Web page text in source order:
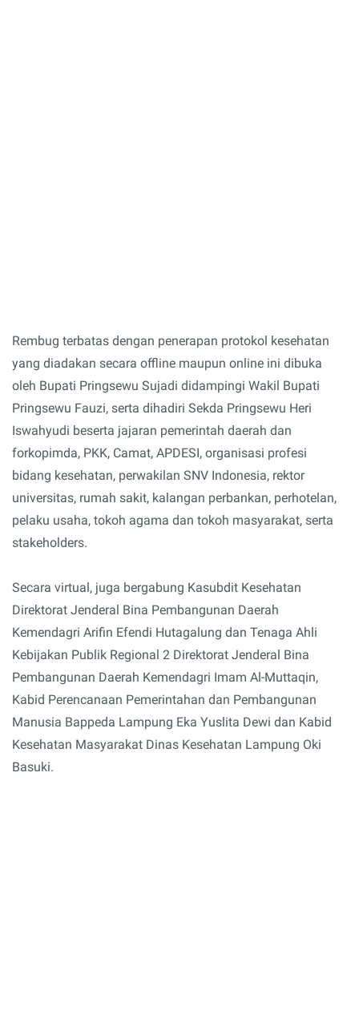
Rembug terbatas dengan penerapan protokol kesehatan
yang diadakan secara offline maupun online ini dibuka
oleh Bupati Pringsewu Sujadi didampingi Wakil Bupati
Pringsewu Fauzi, serta dihadiri Sekda Pringsewu Heri
Iswahyudi beserta jajaran pemerintah daerah dan
forkopimda, PKK, Camat, APDESI, organisasi profesi
bidang kesehatan, perwakilan SNV Indonesia, rektor
universitas, rumah sakit, kalangan perbankan, perhotelan,
pelaku usaha, tokoh agama dan tokoh masyarakat, serta
stakeholders.
Secara virtual, juga bergabung Kasubdit Kesehatan
Direktorat Jenderal Bina Pembangunan Daerah
Kemendagri Arifin Efendi Hutagalung dan Tenaga Ahli
Kebijakan Publik Regional 2 Direktorat Jenderal Bina
Pembangunan Daerah Kemendagri Imam Al-Muttaqin,
Kabid Perencanaan Pemerintahan dan Pembangunan
Manusia Bappeda Lampung Eka Yuslita Dewi dan Kabid
Kesehatan Masyarakat Dinas Kesehatan Lampung Oki
Basuki.